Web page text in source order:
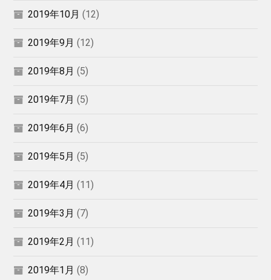
2019年10月 (12)
2019年9月 (12)
2019年8月 (5)
2019年7月 (5)
2019年6月 (6)
2019年5月 (5)
2019年4月 (11)
2019年3月 (7)
2019年2月 (11)
2019年1月 (8)